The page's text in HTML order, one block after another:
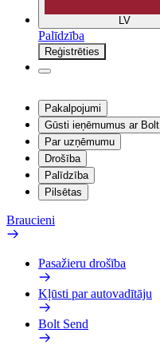
LV
Palīdzība
Reģistrēties
Pakalpojumi
Gūsti ieņēmumus ar Bolt
Par uzņēmumu
Drošība
Palīdzība
Pilsētas
Braucieni
Pasažieru drošība
Kļūsti par autovadītāju
Bolt Send